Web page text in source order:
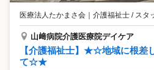
医療法人たかまさ会 介護福祉士 / スタ
山﨑病院介護医療院デイケア
【介護福祉士】★☆地域に根差
て☆★